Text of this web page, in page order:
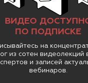
ВИДЕО
ПО ПОДПИСКЕ
на
из сотен видеолекций
и записей
вебинаров.